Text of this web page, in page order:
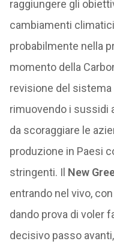
raggiungere gli
cambiamenti
probabilmente nella
momento della
revisione del sistema
rimuovendo i sussidi
da scoraggiare le
produzione in Paesi
stringenti. Il New
entrando nel vivo,
dando prova di voler
decisivo passo